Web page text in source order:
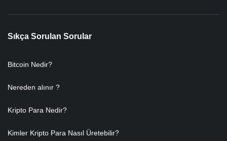
Sıkça Sorulan Sorular
Bitcoin Nedir?
Nereden alınır ?
Kripto Para Nedir?
Kimler Kripto Para Nasıl Üretebilir?